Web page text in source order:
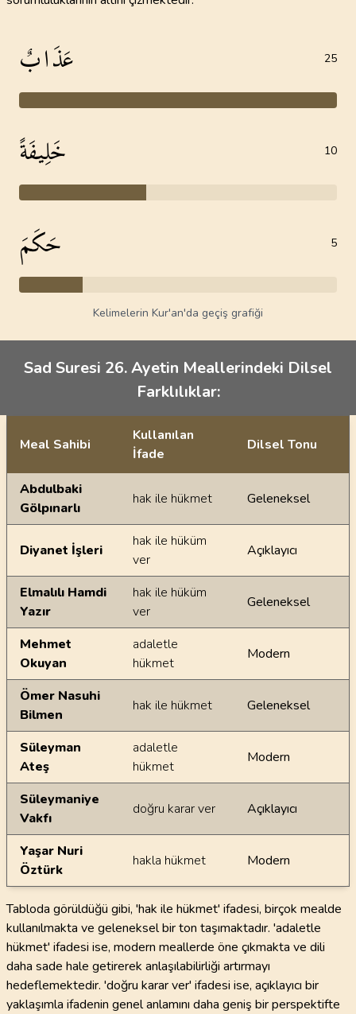
عَذَابٌ 25
خَلِيفَةً 10
حَكَمَ 5
Kelimelerin Kur'an'da geçiş grafiği
Sad Suresi 26. Ayetin Meallerindeki Dilsel
Farklılıklar:
Ayetin meallerindeki dilsel farklılıklar
Meal Sahibi
Kullanılan
İfade
Dilsel Tonu
Abdulbaki
Gölpınarlı
hak ile hükmet Geleneksel
Diyanet İşleri
hak ile hüküm
ver
Açıklayıcı
Elmalılı Hamdi
Yazır
hak ile hüküm
ver
Geleneksel
Mehmet
Okuyan
adaletle
hükmet
Modern
Ömer Nasuhi
Bilmen
hak ile hükmet Geleneksel
Süleyman
Ateş
adaletle
hükmet
Modern
Süleymaniye
Vakfı
doğru karar ver Açıklayıcı
Yaşar Nuri
Öztürk
hakla hükmet Modern
Tabloda görüldüğü gibi, 'hak ile hükmet' ifadesi, birçok mealde
kullanılmakta ve geleneksel bir ton taşımaktadır. 'adaletle
hükmet' ifadesi ise, modern meallerde öne çıkmakta ve dili
daha sade hale getirerek anlaşılabilirliği artırmayı
hedeflemektedir. 'doğru karar ver' ifadesi ise, açıklayıcı bir
yaklaşımla ifadenin genel anlamını daha geniş bir perspektifte